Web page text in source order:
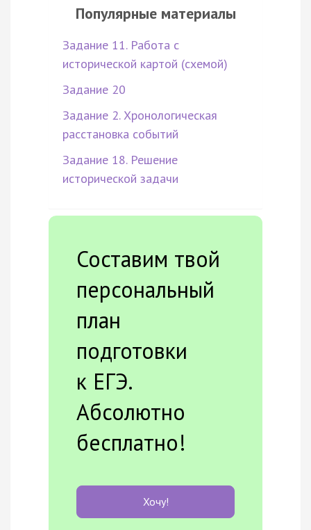
Популярные материалы
Задание 11. Работа с
исторической картой (схемой)
Задание 20
Задание 2. Хронологическая
расстановка событий
Задание 18. Решение
исторической задачи
Составим твой
персональный
план
подготовки
к ЕГЭ.
Абсолютно
бесплатно!
Хочу!